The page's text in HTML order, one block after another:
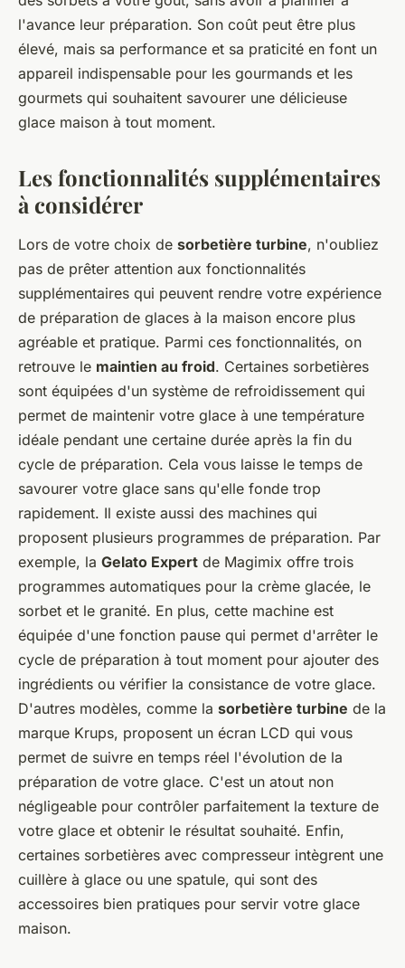
l'avance leur préparation. Son coût peut être plus
élevé, mais sa performance et sa praticité en font un
appareil indispensable pour les gourmands et les
gourmets qui souhaitent savourer une délicieuse
glace maison à tout moment.
Les fonctionnalités supplémentaires
à considérer
Lors de votre choix de sorbetière turbine, n'oubliez
pas de prêter attention aux fonctionnalités
supplémentaires qui peuvent rendre votre expérience
de préparation de glaces à la maison encore plus
agréable et pratique. Parmi ces fonctionnalités, on
retrouve le maintien au froid. Certaines sorbetières
sont équipées d'un système de refroidissement qui
permet de maintenir votre glace à une température
idéale pendant une certaine durée après la fin du
cycle de préparation. Cela vous laisse le temps de
savourer votre glace sans qu'elle fonde trop
rapidement. Il existe aussi des machines qui
proposent plusieurs programmes de préparation. Par
exemple, la Gelato Expert de Magimix offre trois
programmes automatiques pour la crème glacée, le
sorbet et le granité. En plus, cette machine est
équipée d'une fonction pause qui permet d'arrêter le
cycle de préparation à tout moment pour ajouter des
ingrédients ou vérifier la consistance de votre glace.
D'autres modèles, comme la sorbetière turbine de la
marque Krups, proposent un écran LCD qui vous
permet de suivre en temps réel l'évolution de la
préparation de votre glace. C'est un atout non
négligeable pour contrôler parfaitement la texture de
votre glace et obtenir le résultat souhaité. Enfin,
certaines sorbetières avec compresseur intègrent une
cuillère à glace ou une spatule, qui sont des
accessoires bien pratiques pour servir votre glace
maison.